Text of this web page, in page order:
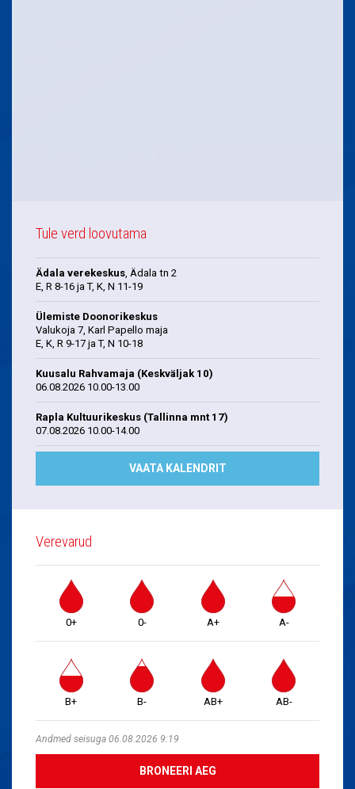
Tule verd loovutama
Ädala verekeskus , Ädala tn 2
E, R 8-16 ja T, K, N 11-19
Ülemiste Doonorikeskus
Valukoja 7, Karl Papello maja
E, K, R 9-17 ja T, N 10-18
Kuusalu Rahvamaja (Keskväljak 10)
06.08.2026 10.00-13.00
Rapla Kultuurikeskus (Tallinna mnt 17)
07.08.2026 10.00-14.00
VAATA KALENDRIT
Verevarud
0+ 0- A+ A-
B+ B- AB+ AB-
Andmed seisuga 06.08.2026 9:19
BRONEERI AEG